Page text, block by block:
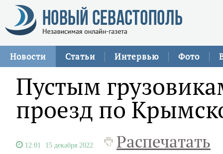
Новости Статьи Интервью Фото
Пустым
проезд по
12:01 15 декабря 2022 Распечатать